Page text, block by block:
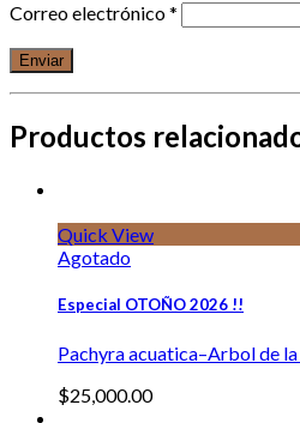
Correo electrónico*
Productos
Quick View
Agotado
Especial OTOÑO 2026 !!
Pachyra acuatica–Arbol de
$25,000.00